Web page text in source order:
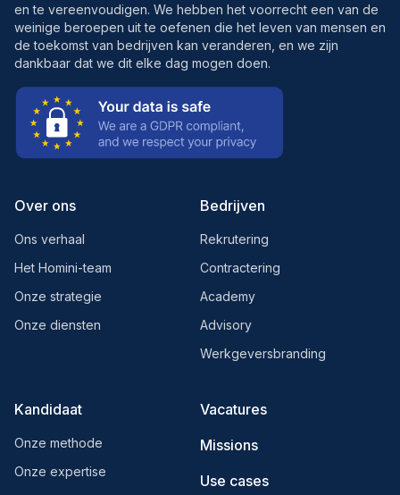
en te vereenvoudigen. We hebben het voorrecht een van de
weinige beroepen uit te oefenen die het leven van mensen en
de toekomst van bedrijven kan veranderen, en we zijn
dankbaar dat we dit elke dag mogen doen.
Over ons
Ons verhaal
Het Homini-team
Onze strategie
Onze diensten
Bedrijven
Rekrutering
Contractering
Academy
Advisory
Werkgeversbranding
Kandidaat
Onze methode
Onze expertise
Vacatures
Missions
Use cases